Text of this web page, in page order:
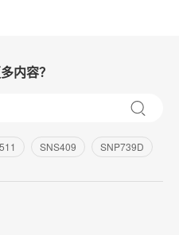
内容？
SNS409 SNP739D